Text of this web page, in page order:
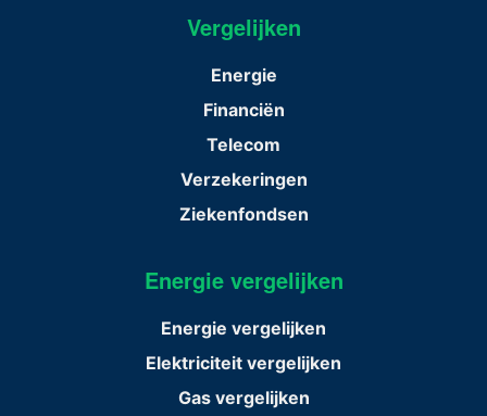
Vergelijken
Energie
Financiën
Telecom
Verzekeringen
Ziekenfondsen
Energie vergelijken
Energie vergelijken
Elektriciteit vergelijken
Gas vergelijken